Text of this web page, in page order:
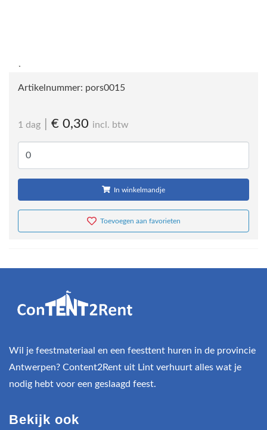
Artikelnummer: pors0015
1 dag € 0,30 incl. btw
In winkelmandje
Toevoegen aan favorieten
Wil je feestmateriaal en een feesttent huren in de provincie
Antwerpen? Content2Rent uit Lint verhuurt alles wat je
nodig hebt voor een geslaagd feest.
Bekijk ook